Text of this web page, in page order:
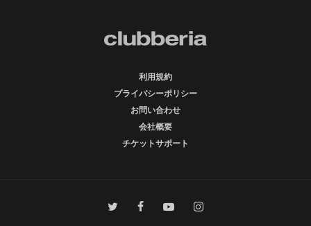
利用規約
プライバシーポリシー
お問い合わせ
会社概要
チケットサポート